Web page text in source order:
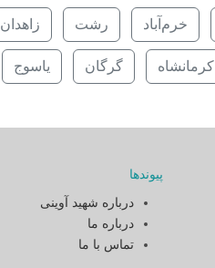
خرم‌آباد رشت زاهدان
کرمانشاه گرگان یاسوج
پیوندها
درباره شهید آوینی
درباره ما
تماس با ما